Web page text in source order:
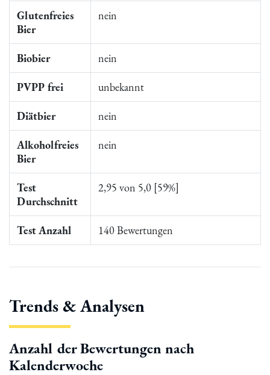
Glutenfreies
Bier
nein
Biobier nein
PVPP frei unbekannt
Diätbier nein
Alkoholfreies
Bier
nein
Test
Durchschnitt
2,95 von 5,0 [59%]
Test Anzahl 140 Bewertungen
Trends & Analysen
Anzahl der Bewertungen nach
Kalenderwoche